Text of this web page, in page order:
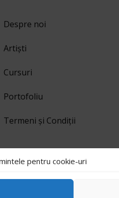
pentru cookie-uri
Despre noi
Artiști
Cursuri
Portofoliu
Termeni și Condiții
de C.A.A.P.Developed by